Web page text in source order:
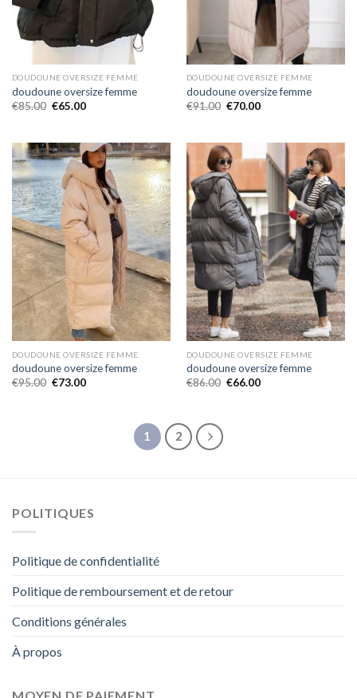
DOUDOUNE OVERSIZE FEMME
doudoune oversize femme
€85.00 €65.00
DOUDOUNE OVERSIZE FEMME
doudoune oversize femme
€91.00 €70.00
DOUDOUNE OVERSIZE FEMME
doudoune oversize femme
€95.00 €73.00
DOUDOUNE OVERSIZE FEMME
doudoune oversize femme
€86.00 €66.00
1 2
POLITIQUES
Politique de confidentialité
Politique de remboursement et de retour
Conditions générales
À propos